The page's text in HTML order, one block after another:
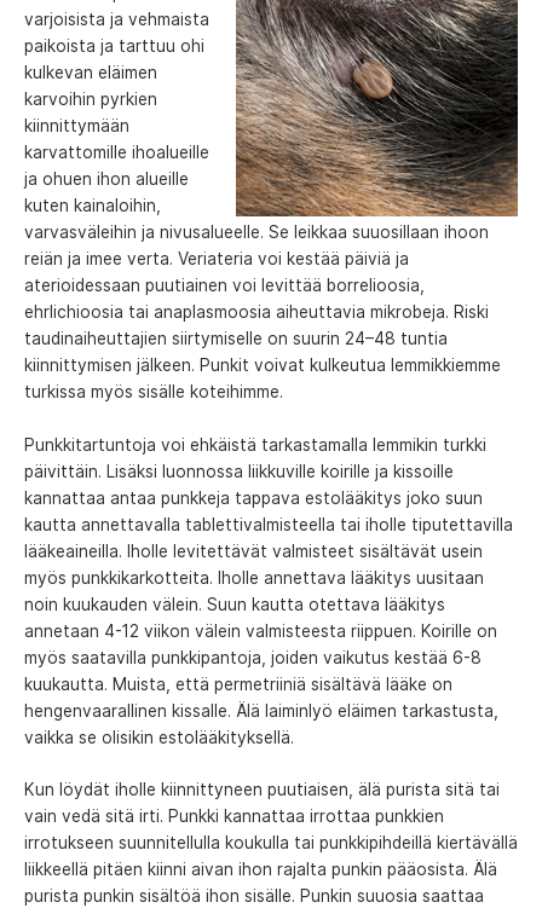
varjoisista ja vehmaista
paikoista ja tarttuu ohi
kulkevan eläimen
karvoihin pyrkien
kiinnittymään
karvattomille ihoalueille
ja ohuen ihon alueille
kuten kainaloihin,
varvasväleihin ja nivusalueelle. Se leikkaa suuosillaan ihoon
reiän ja imee verta. Veriateria voi kestää päiviä ja
aterioidessaan puutiainen voi levittää borrelioosia,
ehrlichioosia tai anaplasmoosia aiheuttavia mikrobeja. Riski
taudinaiheuttajien siirtymiselle on suurin 24–48 tuntia
kiinnittymisen jälkeen. Punkit voivat kulkeutua lemmikkiemme
turkissa myös sisälle koteihimme.
Punkkitartuntoja voi ehkäistä tarkastamalla lemmikin turkki
päivittäin. Lisäksi luonnossa liikkuville koirille ja kissoille
kannattaa antaa punkkeja tappava estolääkitys joko suun
kautta annettavalla tablettivalmisteella tai iholle tiputettavilla
lääkeaineilla. Iholle levitettävät valmisteet sisältävät usein
myös punkkikarkotteita. Iholle annettava lääkitys uusitaan
noin kuukauden välein. Suun kautta otettava lääkitys
annetaan 4-12 viikon välein valmisteesta riippuen. Koirille on
myös saatavilla punkkipantoja, joiden vaikutus kestää 6-8
kuukautta. Muista, että permetriiniä sisältävä lääke on
hengenvaarallinen kissalle. Älä laiminlyö eläimen tarkastusta,
vaikka se olisikin estolääkityksellä.
Kun löydät iholle kiinnittyneen puutiaisen, älä purista sitä tai
vain vedä sitä irti. Punkki kannattaa irrottaa punkkien
irrotukseen suunnitellulla koukulla tai punkkipihdeillä kiertävällä
liikkeellä pitäen kiinni aivan ihon rajalta punkin pääosista. Älä
purista punkin sisältöä ihon sisälle. Punkin suuosia saattaa